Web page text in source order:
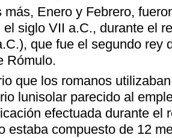
más, Enero y Febrero,
el siglo VII a.C., durante el
que fue el segundo rey
Rómulo.
que los romanos
lunisolar parecido al
efectuada durante el
estaba compuesto de 12